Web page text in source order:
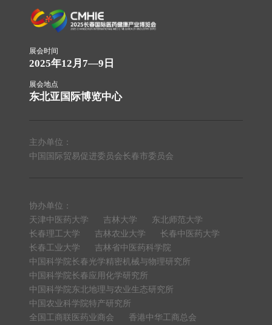
展会时间
2025年12月7—9日
展会地点
东北亚国际博览中心
主办单位：
中国国际贸易促进委员会长春市委员会
协办单位：
天津中医药大学
吉林大学
东北师范大学
长春理工大学
吉林农业大学
长春中医药大学
长春工业大学
吉林省中医药科学院
中国科学院长春光学精密机械与物理研究所
中国科学院长春应用化学研究所
中国科学院东北地理与农业生态研究所
中国农业科学院特产研究所
全国工商联医药业商会
香港中华工商总会